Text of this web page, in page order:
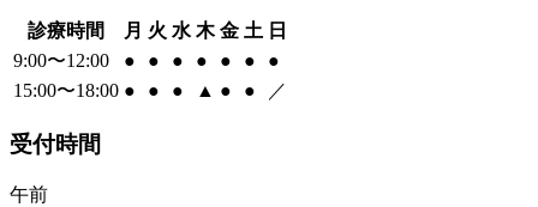
診療時間 月 火 水 木 金 土 日
9:00〜12:00
● ● ● ● ● ●
●
15:00〜18:00 ● ● ● ▲ ● ● ／
受付時間
午前